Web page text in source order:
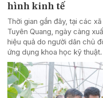
hình kinh tế
Thời gian gần đây, tại các
Tuyên Quang, ngày càng
hiệu quả do người dân chủ
ứng dụng khoa học kỹ thuật.